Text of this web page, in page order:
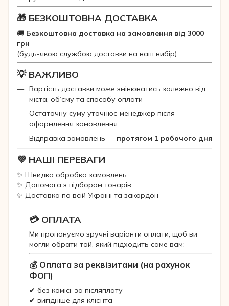
🎁 БЕЗКОШТОВНА ДОСТАВКА
🚚 Безкоштовна доставка на замовлення від 3000
грн
(будь-якою службою доставки на ваш вибір)
💡 ВАЖЛИВО
Вартість доставки може змінюватись залежно від
міста, об’єму та способу оплати
Остаточну суму уточнює менеджер після
оформлення замовлення
Відправка замовлень — протягом 1 робочого дня
💜 НАШІ ПЕРЕВАГИ
✨ Швидка обробка замовлень
✨ Допомога з підбором товарів
✨ Доставка по всій Україні та закордон
💳 ОПЛАТА
Ми пропонуємо зручні варіанти оплати, щоб ви
могли обрати той, який підходить саме вам:
💰 Оплата за реквізитами (на рахунок
ФОП)
✔ без комісії за післяплату
✔ вигідніше для клієнта